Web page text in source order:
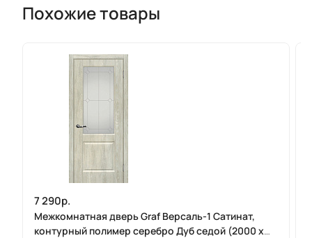
Похожие товары
7 290р.
Межкомнатная дверь Graf Версаль-1 Сатинат,
контурный полимер серебро Дуб седой (2000 х